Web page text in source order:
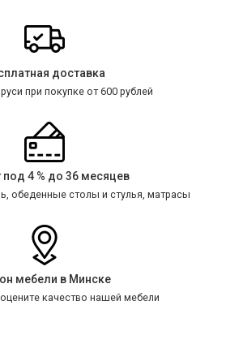
доставка
при покупке от 600 рублей
под 4 % до 36 месяцев
обеденные столы и стулья, матрасы
мебели в Минске
качество нашей мебели